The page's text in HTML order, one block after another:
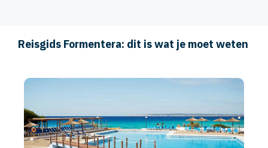
Reisgids Formentera: dit is wat je moet weten